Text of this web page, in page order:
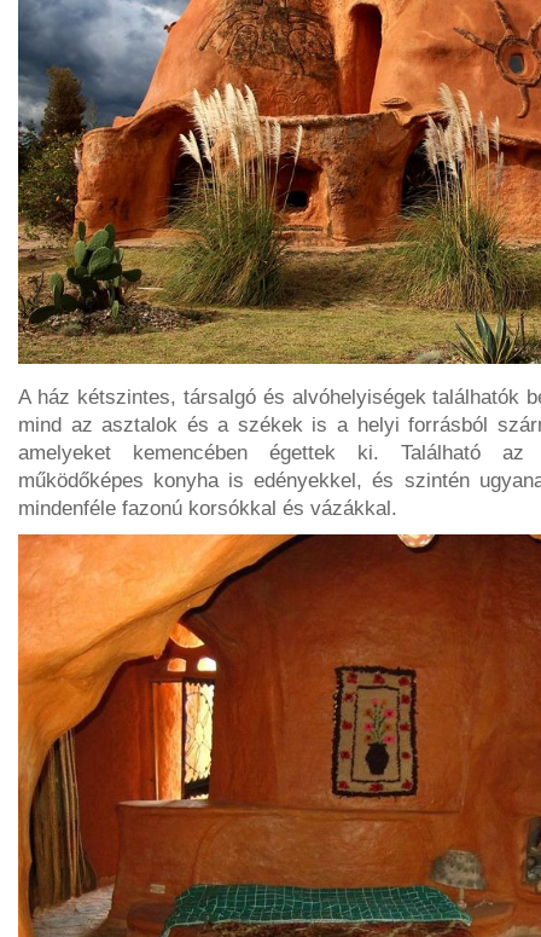
A ház kétszintes, társalgó és alvóhelyiségek találhatók
mind az asztalok és a székek is a helyi forrásból
amelyeket kemencében égettek ki. Található az
működőképes konyha is edényekkel, és szintén
mindenféle fazonú korsókkal és vázákkal.